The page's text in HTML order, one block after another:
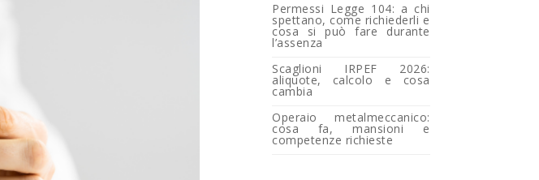
Permessi Legge 104: a chi
spettano, come richiederli e
cosa si può fare durante
l’assenza
Scaglioni IRPEF 2026:
aliquote, calcolo e cosa
cambia
Operaio metalmeccanico:
cosa fa, mansioni e
competenze richieste